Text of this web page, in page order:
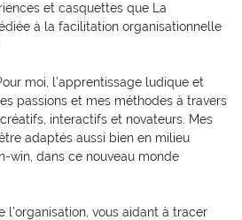
et casquettes que La
à la facilitation organisationnelle
moi, l'apprentissage ludique et
passions et mes méthodes à travers
interactifs et novateurs. Mes
adaptés aussi bien en milieu
win, dans ce nouveau monde
l'organisation, vous aidant à tracer